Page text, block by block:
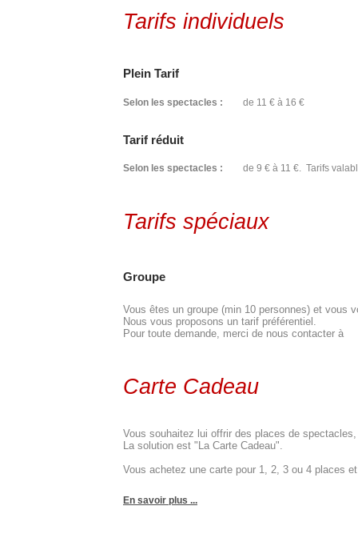
Tarifs individuels
Plein Tarif
Selon les spectacles : de 11 € à 16 €
Tarif réduit
Selon les spectacles : de 9 € à 11 €. Tarifs
Tarifs spéciaux
Groupe
Vous êtes un groupe (min 10 personnes) et vous
Nous vous proposons un tarif préférentiel.
Pour toute demande, merci de nous contacter à
Vous souhaitez lui offrir des places de
La solution est "La Carte Cadeau".
Vous achetez une carte pour 1, 2, 3 ou 4 places
Carte Cadeau
En savoir plus ...